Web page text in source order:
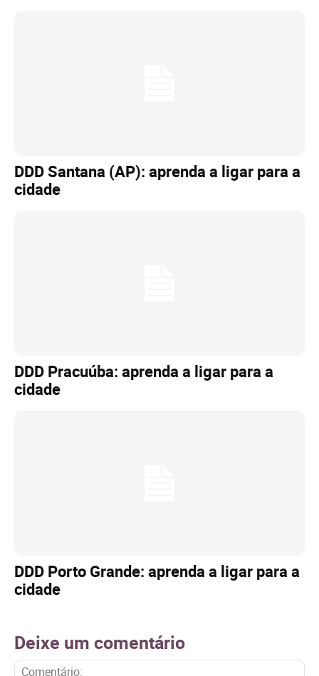
DDD Santana (AP): aprenda a ligar para a
cidade
DDD Pracuúba: aprenda a ligar para a
cidade
DDD Porto Grande: aprenda a ligar para a
cidade
Deixe um comentário